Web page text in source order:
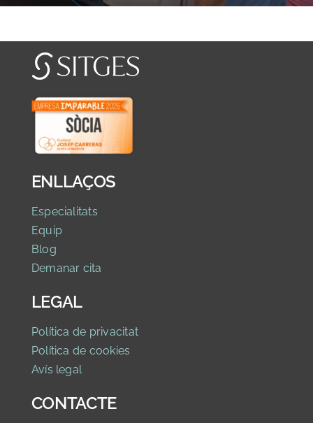
ENLLAÇOS
Especialitats
Equip
Blog
Demanar cita
LEGAL
Política de privacitat
Política de cookies
Avís legal
CONTACTE